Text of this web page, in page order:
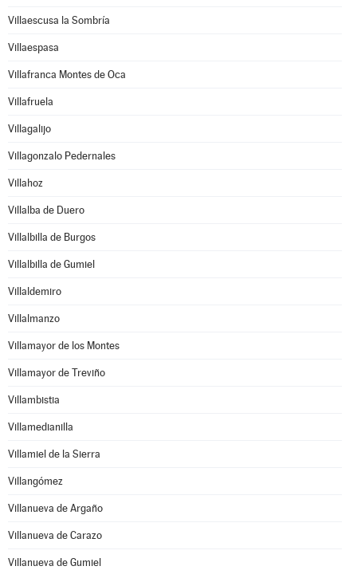
Villaescusa la Sombría
Villaespasa
Villafranca Montes de Oca
Villafruela
Villagalijo
Villagonzalo Pedernales
Villahoz
Villalba de Duero
Villalbilla de Burgos
Villalbilla de Gumiel
Villaldemiro
Villalmanzo
Villamayor de los Montes
Villamayor de Treviño
Villambistia
Villamedianilla
Villamiel de la Sierra
Villangómez
Villanueva de Argaño
Villanueva de Carazo
Villanueva de Gumiel